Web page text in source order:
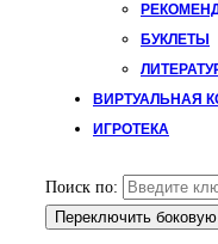
БУКЛЕТЫ
ВИРТУАЛЬНАЯ
ИГРОТЕКА
Поиск по:
Переключить